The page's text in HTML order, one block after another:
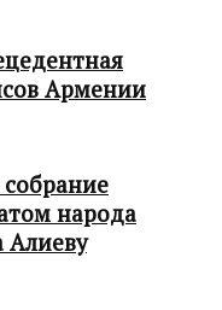
Армении
народа
Алиеву